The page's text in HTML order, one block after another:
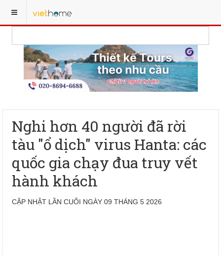
Nghi hơn 40 người đã rời
tàu "ổ dịch" virus Hanta: các
quốc gia chạy đua truy vết
hành khách
CẬP NHẬT LẦN CUỐI NGÀY 09 THÁNG 5 2026